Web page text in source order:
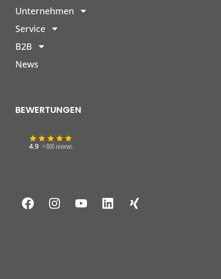
Unternehmen
Service
B2B
News
BEWERTUNGEN